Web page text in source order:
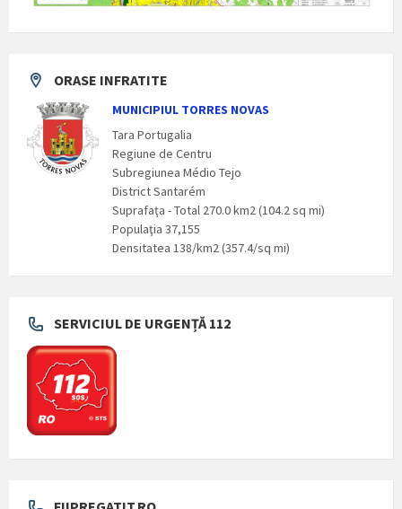
ORASE INFRATITE
MUNICIPIUL TORRES NOVAS
Tara Portugalia
Regiune de Centru
Subregiunea Médio Tejo
District Santarém
Suprafaţa - Total 270.0 km2 (104.2 sq mi)
Populaţia 37,155
Densitatea 138/km2 (357.4/sq mi)
SERVICIUL DE URGENȚĂ 112